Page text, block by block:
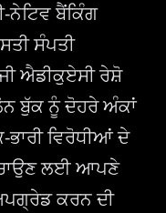
ਨੇਟਿਵ ਬੈਂਕਿੰਗ
ਸੰਪਤੀ
ਐਡੀਕੁਏਸੀ ਰੇਸ਼ੋ
ਬੁੱਕ ਨੂੰ ਦੋਹਰੇ ਅੰਕਾਂ
ਭਾਰੀ ਵਿਰੋਧੀਆਂ ਦੇ
ਲਈ ਆਪਣੇ
ਕਰਨ ਦੀ